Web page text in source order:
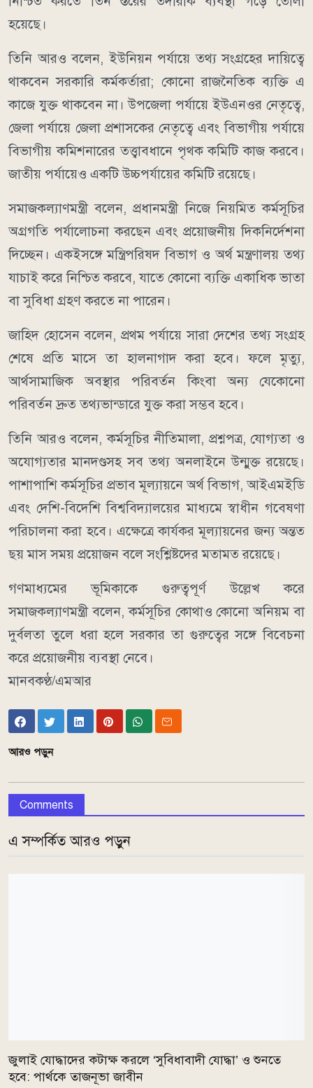
হয়েছে।
তিনি আরও বলেন, ইউনিয়ন পর্যায়ে তথ্য সংগ্রহের দায়িত্বে
থাকবেন সরকারি কর্মকর্তারা; কোনো রাজনৈতিক ব্যক্তি এ
কাজে যুক্ত থাকবেন না। উপজেলা পর্যায়ে ইউএনওর নেতৃত্বে,
জেলা পর্যায়ে জেলা প্রশাসকের নেতৃত্বে এবং বিভাগীয় পর্যায়ে
বিভাগীয় কমিশনারের তত্ত্বাবধানে পৃথক কমিটি কাজ করবে।
জাতীয় পর্যায়েও একটি উচ্চপর্যায়ের কমিটি রয়েছে।
সমাজকল্যাণমন্ত্রী বলেন, প্রধানমন্ত্রী নিজে নিয়মিত কর্মসূচির
অগ্রগতি পর্যালোচনা করছেন এবং প্রয়োজনীয় দিকনির্দেশনা
দিচ্ছেন। একইসঙ্গে মন্ত্রিপরিষদ বিভাগ ও অর্থ মন্ত্রণালয় তথ্য
যাচাই করে নিশ্চিত করবে, যাতে কোনো ব্যক্তি একাধিক ভাতা
বা সুবিধা গ্রহণ করতে না পারেন।
জাহিদ হোসেন বলেন, প্রথম পর্যায়ে সারা দেশের তথ্য সংগ্রহ
শেষে প্রতি মাসে তা হালনাগাদ করা হবে। ফলে মৃত্যু,
আর্থসামাজিক অবস্থার পরিবর্তন কিংবা অন্য যেকোনো
পরিবর্তন দ্রুত তথ্যভান্ডারে যুক্ত করা সম্ভব হবে।
তিনি আরও বলেন, কর্মসূচির নীতিমালা, প্রশ্নপত্র, যোগ্যতা ও
অযোগ্যতার মানদণ্ডসহ সব তথ্য অনলাইনে উন্মুক্ত রয়েছে।
পাশাপাশি কর্মসূচির প্রভাব মূল্যায়নে অর্থ বিভাগ, আইএমইডি
এবং দেশি-বিদেশি বিশ্ববিদ্যালয়ের মাধ্যমে স্বাধীন গবেষণা
পরিচালনা করা হবে। এক্ষেত্রে কার্যকর মূল্যায়নের জন্য অন্তত
ছয় মাস সময় প্রয়োজন বলে সংশ্লিষ্টদের মতামত রয়েছে।
গণমাধ্যমের ভূমিকাকে গুরুত্বপূর্ণ উল্লেখ করে
সমাজকল্যাণমন্ত্রী বলেন, কর্মসূচির কোথাও কোনো অনিয়ম বা
দুর্বলতা তুলে ধরা হলে সরকার তা গুরুত্বের সঙ্গে বিবেচনা
করে প্রয়োজনীয় ব্যবস্থা নেবে।
মানবকণ্ঠ/এমআর
আরও পড়ুন
Comments
এ সম্পর্কিত আরও পড়ুন
জুলাই যোদ্ধাদের কটাক্ষ করলে ‘সুবিধাবাদী যোদ্ধা’ ও শুনতে
হবে: পার্থকে তাজনূভা জাবীন